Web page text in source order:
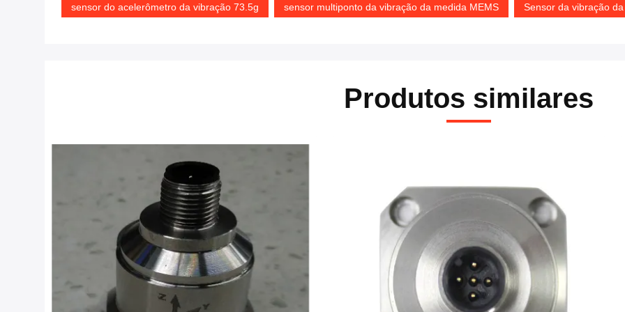
sensor do acelerômetro da vibração 73.5g sensor multiponto da vibração da medida MEMS Sensor da vibração
Produtos similares